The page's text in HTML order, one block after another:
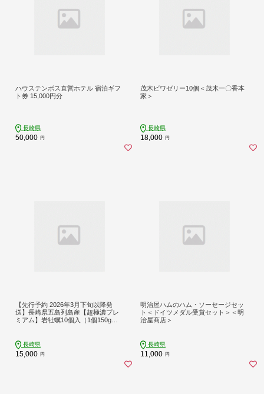
ハウステンボス直営ホテル 宿泊ギフ
ト券 15,000円分
長崎県
50,000 円
茂木ビワゼリー10個＜茂木一〇香本
家＞
長崎県
18,000 円
【先行予約 2026年3月下旬以降発
送】長崎県五島列島産【超極濃プレ
ミアム】岩牡蠣10個入（1個150g～2
長崎県
15,000 円
明治屋ハムのハム・ソーセージセッ
ト＜ドイツメダル受賞セット＞＜明
治屋商店＞
長崎県
11,000 円